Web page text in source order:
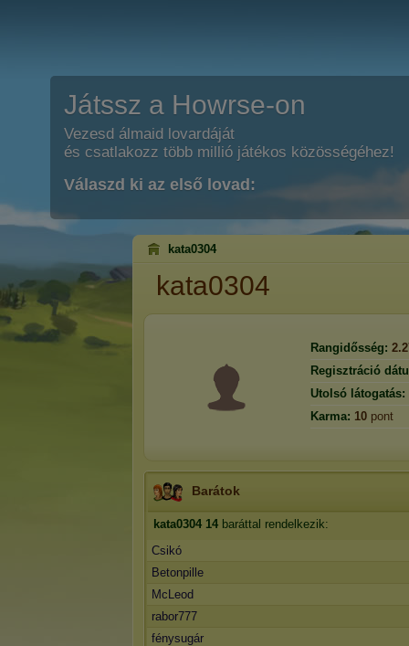
Játssz a Howrse-on
Vezesd álmaid lovardáját
és csatlakozz több millió játékos közösségéhez!
Válaszd ki az első lovad:
kata0304
kata0304
Rangidősség:
Regisztráció
Utolsó látogatás:
Karma: 10 pont
Barátok
kata0304 14 baráttal rendelkezik:
Csikó
Betonpille
McLeod
rabor777
fénysugár